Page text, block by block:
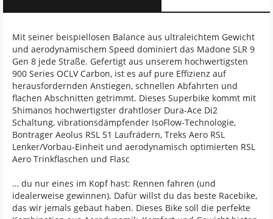
Mit seiner beispiellosen Balance aus ultraleichtem Gewicht
und aerodynamischem Speed dominiert das Madone SLR 9
Gen 8 jede Straße. Gefertigt aus unserem hochwertigsten
900 Series OCLV Carbon, ist es auf pure Effizienz auf
herausfordernden Anstiegen, schnellen Abfahrten und
flachen Abschnitten getrimmt. Dieses Superbike kommt mit
Shimanos hochwertigster drahtloser Dura-Ace Di2
Schaltung, vibrationsdämpfender IsoFlow-Technologie,
Bontrager Aeolus RSL 51 Laufrädern, Treks Aero RSL
Lenker/Vorbau-Einheit und aerodynamisch optimierten RSL
Aero Trinkflaschen und Flasc
… du nur eines im Kopf hast: Rennen fahren (und
idealerweise gewinnen). Dafür willst du das beste Racebike,
das wir jemals gebaut haben. Dieses Bike soll die perfekte